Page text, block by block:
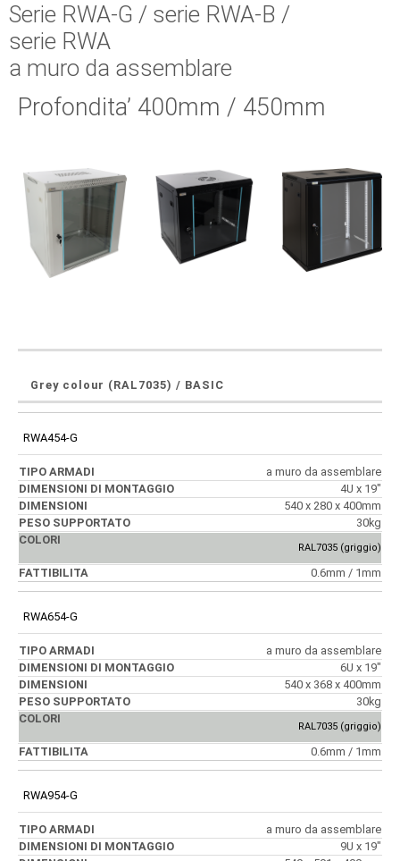
Serie RWA-G / serie RWA-B /
serie RWA
a muro da assemblare
Profondita’ 400mm / 450mm
DIMENSIONI DI
Grey colour (RAL7035) / BASIC
RWA454-G
a muro da assemblare
4U x 19"
540 x 280 x 400mm
30kg
RAL7035 (griggio)
0.6mm / 1mm
RWA654-G
a muro da assemblare
6U x 19"
540 x 368 x 400mm
30kg
RAL7035 (griggio)
0.6mm / 1mm
RWA954-G
a muro da assemblare
9U x 19"